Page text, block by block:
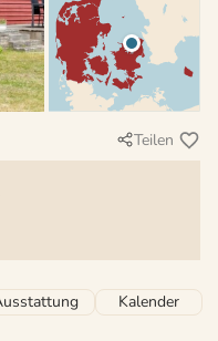
Teilen
Kalender